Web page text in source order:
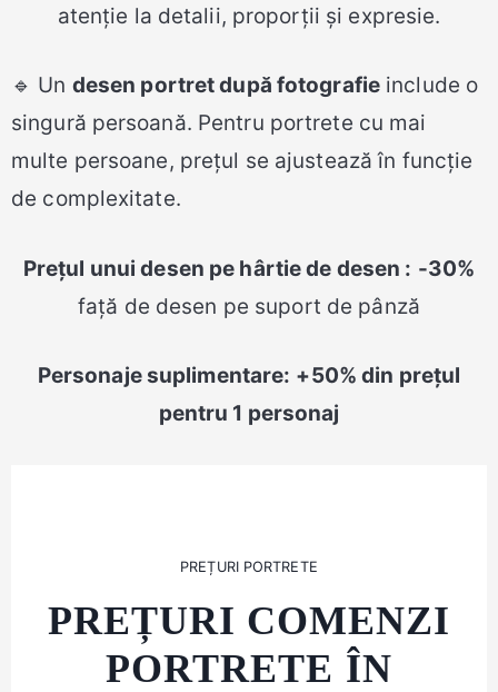
atenție la detalii, proporții și expresie.
🔹 Un desen portret după fotografieinclude o
singură persoană. Pentru portrete cu mai
multe persoane, prețul se ajustează în funcție
de complexitate.
Prețul unui desen pe hârtie de desen : -30%
față de desen pe suport de pânză
Personaje suplimentare: +50% din prețul
pentru 1 personaj
PREȚURI PORTRETE
PREȚURI COMENZI
PORTRETE ÎN